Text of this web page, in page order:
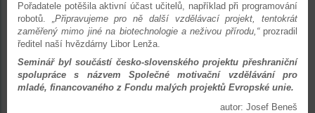
Pořadatele potěšila aktivní účast učitelů, například při programování
robotů. „Připravujeme pro ně další vzdělávací projekt, tentokrát
zaměřený mimo jiné na biotechnologie a neživou přírodu,“prozradil
ředitel naší hvězdárny Libor Lenža.
Seminář byl součástí česko-slovenského projektu přeshraniční
spolupráce s názvem Společné motivační vzdělávání pro
mladé, financovaného z Fondu malých projektů Evropské unie.
autor: Josef Beneš